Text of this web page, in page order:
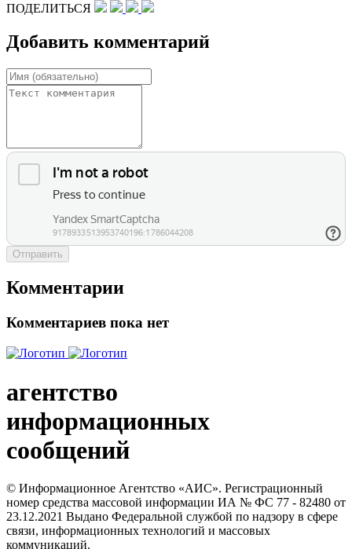
ПОДЕЛИТЬСЯ
Добавить комментарий
Отправить
Комментарии
Комментариев пока нет
агентство
информационных
сообщений
© Информационное Агентство «АИС». Регистрационный
номер средства массовой информации ИА № ФС 77 - 82480 от
23.12.2021 Выдано Федеральной службой по надзору в сфере
связи, информационных технологий и массовых
коммуникаций.